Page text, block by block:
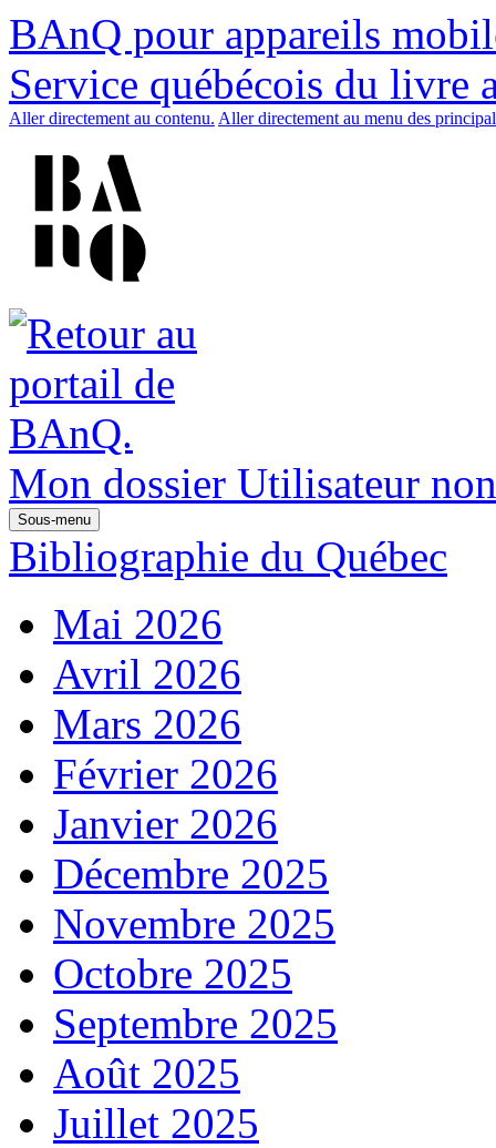
BAnQ pour appareils
Service québécois du livre
Aller directement au contenu. Aller directement au menu des
Mon dossier Utilisateur
Sous-menu
Bibliographie du Québec
Mai 2026
Avril 2026
Mars 2026
Février 2026
Janvier 2026
Décembre 2025
Novembre 2025
Octobre 2025
Septembre 2025
Août 2025
Juillet 2025